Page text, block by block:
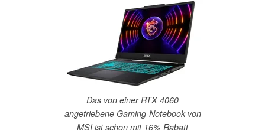
Das von einer RTX 4060
angetriebene Gaming-Notebook von
MSI ist schon mit 16% Rabatt